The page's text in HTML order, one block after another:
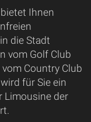
Ihnen
die Stadt
vom Golf Club
Country Club
für Sie ein
Limousine der